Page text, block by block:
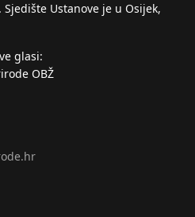
Ustanove je u Osijek,
glasi:
OBŽ